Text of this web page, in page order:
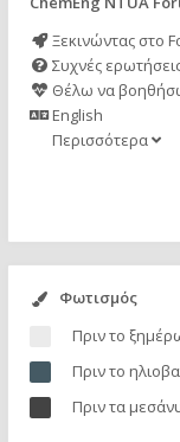
Ξεκινώντας στο
Συχνές
Θέλω να
English
Περισσότερα
Φωτισμός
Πριν το
Πριν το
Πριν τα